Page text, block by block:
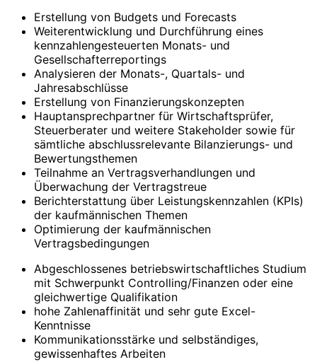
Erstellung von Budgets und Forecasts
Weiterentwicklung und Durchführung eines
kennzahlengesteuerten Monats- und
Gesellschafterreportings
Analysieren der Monats-, Quartals- und
Jahresabschlüsse
Erstellung von Finanzierungskonzepten
Hauptansprechpartner für Wirtschaftsprüfer,
Steuerberater und weitere Stakeholder sowie für
sämtliche abschlussrelevante Bilanzierungs- und
Bewertungsthemen
Teilnahme an Vertragsverhandlungen und
Überwachung der Vertragstreue
Berichterstattung über Leistungskennzahlen (KPIs)
der kaufmännischen Themen
Optimierung der kaufmännischen
Vertragsbedingungen
Abgeschlossenes betriebswirtschaftliches Studium
mit Schwerpunkt Controlling/Finanzen oder eine
gleichwertige Qualifikation
hohe Zahlenaffinität und sehr gute Excel-
Kenntnisse
Kommunikationsstärke und selbständiges,
gewissenhaftes Arbeiten